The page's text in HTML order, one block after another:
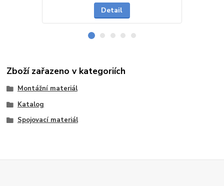
Detail
Zboží zařazeno v kategoriích
Montážní materiál
Katalog
Spojovací materiál